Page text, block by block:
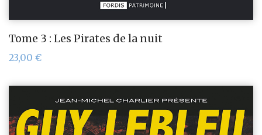
Tome 3 : Les Pirates de la nuit
23,00 €